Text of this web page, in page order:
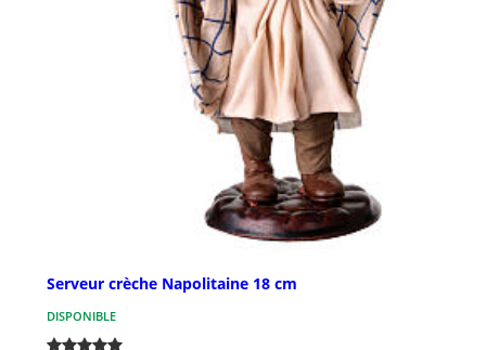
Serveur crèche Napolitaine 18 cm
DISPONIBLE